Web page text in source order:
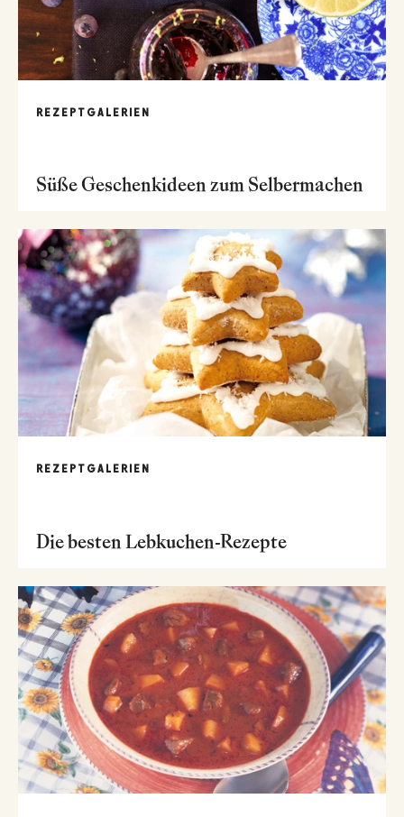
REZEPTGALERIEN
Süße Geschenkideen zum Selbermachen
REZEPTGALERIEN
Die besten Lebkuchen-Rezepte